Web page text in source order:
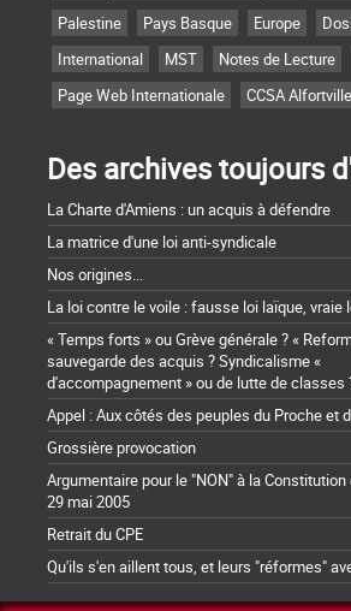
Palestine
Pays Basque Europe
International
MST Notes de Lecture
Page Web Internationale
CCSA Alfortville
Des archives toujours
La Charte d'Amiens : un acquis à défendre
La matrice d'une loi anti-syndicale
Nos origines...
La loi contre le voile : fausse loi laïque, vraie
« Temps forts » ou Grève générale ? «
sauvegarde des acquis ? Syndicalisme «
d'accompagnement » ou de lutte de classes
Appel : Aux côtés des peuples du Proche et
Grossière provocation
Argumentaire pour le "NON" à la
29 mai 2005
Retrait du CPE
Qu'ils s'en aillent tous, et leurs "réformes"